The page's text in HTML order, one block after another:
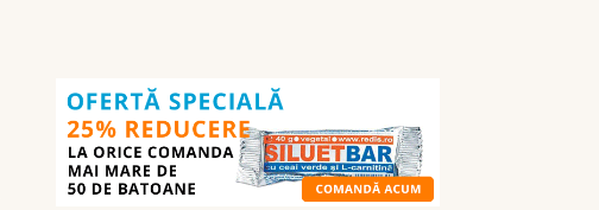
culturism:
ce
să
mănânci